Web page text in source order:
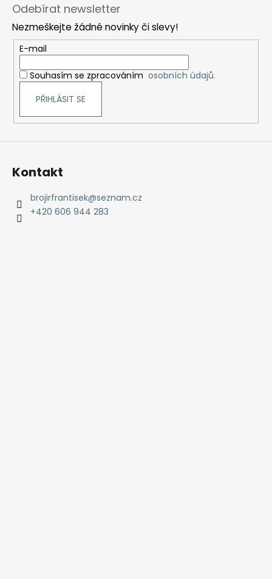
Odebírat newsletter
Nezmeškejte žádné novinky či slevy!
E-mail
Souhasím se zpracováním osobních údajů.
PŘIHLÁSIT SE
Kontakt
brojirfrantisek@seznam.cz
+420 606 944 283